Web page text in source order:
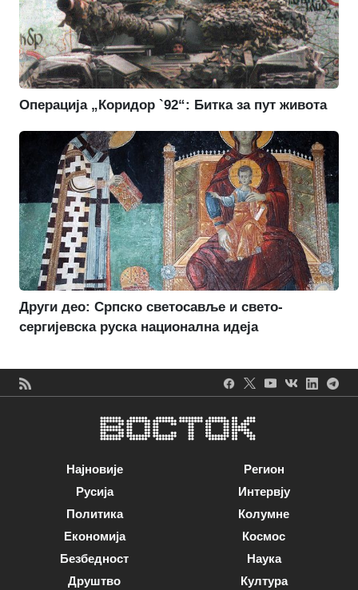
Операција „Коридор `92“: Битка за пут живота
Други део: Српско светосавље и свето-
сергијевска руска национална идеја
Најновије
Русија
Политика
Економија
Безбедност
Друштво
Регион
Интервју
Колумне
Космос
Наука
Култура